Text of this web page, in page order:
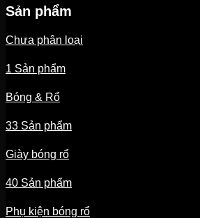
Sản phẩm
Chưa phân loại
1 Sản phẩm
Bóng & Rổ
33 Sản phẩm
Giày bóng rổ
40 Sản phẩm
Phụ kiện bóng rổ